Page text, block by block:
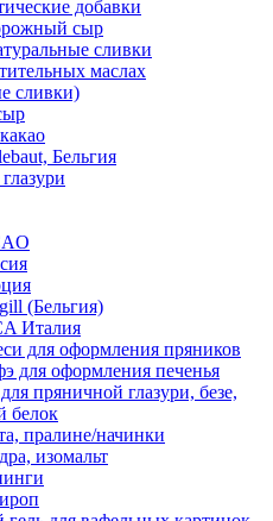
добавки
сыр
сливки
маслах
сливки)
Бельгия
(Бельгия)
Италия
для оформления пряников
для оформления печенья
пряничной глазури, безе,
белок
пралине/начинки
изомальт